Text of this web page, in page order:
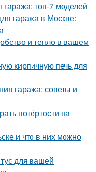
гаража: топ-7 моделей
гаража в Москве:
и тепло в вашем
кирпичную печь для
гаража: советы и
потёртости на
и что в них можно
для вашей